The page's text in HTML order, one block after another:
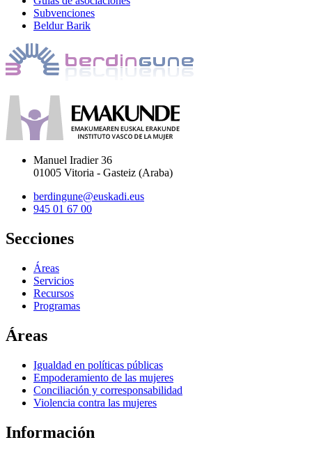
Subvenciones
Beldur Barik
Manuel Iradier 36
01005 Vitoria - Gasteiz (Araba)
berdingune@euskadi.eus
945 01 67 00
Secciones
Áreas
Servicios
Recursos
Programas
Áreas
Igualdad en políticas públicas
Empoderamiento de las mujeres
Conciliación y corresponsabilidad
Violencia contra las mujeres
Información